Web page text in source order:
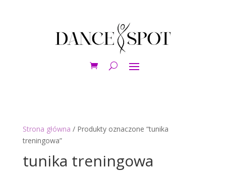
Strona główna / Produkty oznaczone “tunika
treningowa”
tunika treningowa